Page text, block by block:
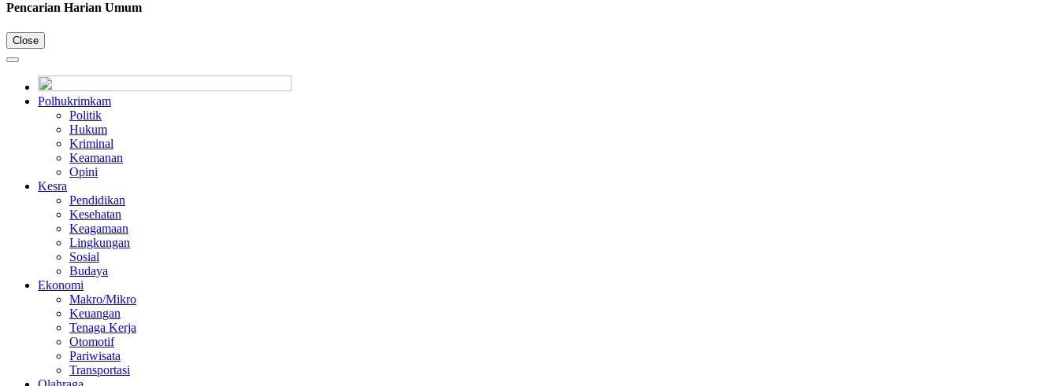
Pencarian Harian Umum
Close
Polhukrimkam
Politik
Hukum
Kriminal
Keamanan
Opini
Kesra
Pendidikan
Kesehatan
Keagamaan
Lingkungan
Sosial
Budaya
Ekonomi
Makro/Mikro
Keuangan
Tenaga Kerja
Otomotif
Pariwisata
Transportasi